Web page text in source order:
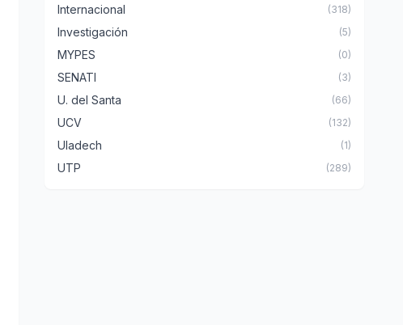
Internacional (318)
Investigación (5)
MYPES (0)
SENATI (3)
U. del Santa (66)
UCV (132)
Uladech (1)
UTP (289)